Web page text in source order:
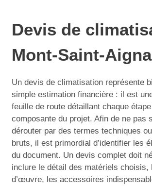
Devis de
Mont-Saint-
Un devis de climatisation représente
simple estimation financière : il est
feuille de route détaillant chaque
composante du projet. Afin de ne pas
dérouter par des termes techniques
bruts, il est primordial d’identifier les
du document. Un devis complet doit
inclure le détail des matériels choisis,
d’œuvre, les accessoires